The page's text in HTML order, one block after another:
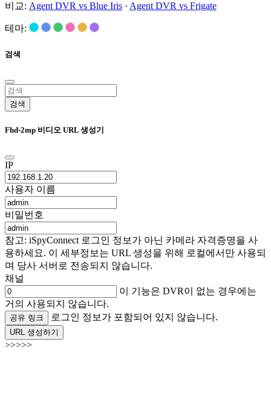
비교: Agent DVR vs Blue Iris · Agent DVR vs Frigate
테마:
검색
검색
Fhd-2mp 비디오 URL 생성기
IP
사용자 이름
비밀번호
참고: iSpyConnect 로그인 정보가 아닌 카메라 자격증명을 사
용하세요. 이 세부정보는 URL 생성을 위해 로컬에서만 사용되
며 당사 서버로 전송되지 않습니다.
채널
이 기능은 DVR이 없는 경우에는
거의 사용되지 않습니다.
공유 링크 로그인 정보가 포함되어 있지 않습니다.
URL 생성하기
>>>>>